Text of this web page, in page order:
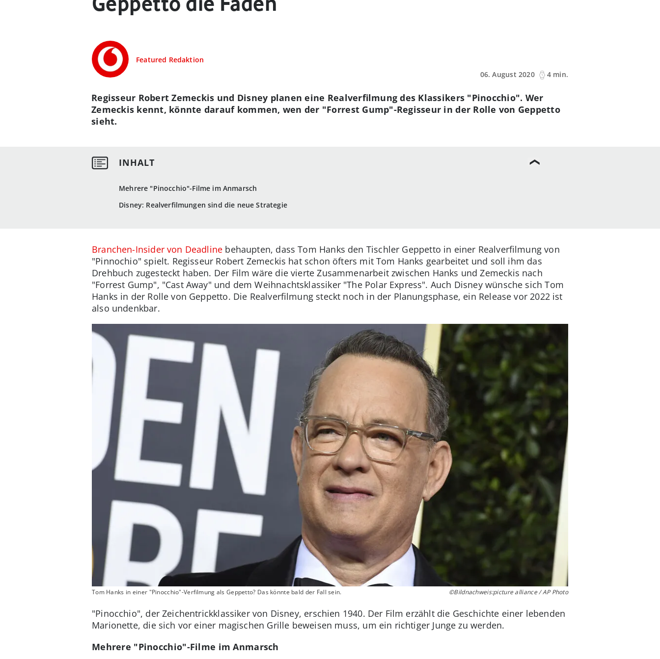
Featured Redaktion
06. August 2020
4 min.
Mehrere "Pinocchio"-Filme im Anmarsch
Disney: Realverfilmungen sind die neue Strategie
Regisseur Robert Zemeckis und Disney planen eine Realverfilmung des Klassikers "Pinocchio". Wer
Zemeckis kennt, könnte darauf kommen, wen der "Forrest Gump"-Regisseur in der Rolle von Geppetto
sieht.
Branchen-Insider von Deadline behaupten, dass Tom Hanks den Tischler Geppetto in einer Realverfilmung von
"Pinnochio" spielt. Regisseur Robert Zemeckis hat schon öfters mit Tom Hanks gearbeitet und soll ihm das
Drehbuch zugesteckt haben. Der Film wäre die vierte Zusammenarbeit zwischen Hanks und Zemeckis nach
"Forrest Gump", "Cast Away" und dem Weihnachtsklassiker "The Polar Express". Auch Disney wünsche sich Tom
Hanks in der Rolle von Geppetto. Die Realverfilmung steckt noch in der Planungsphase, ein Release vor 2022 ist
also undenkbar.
Tom Hanks in einer "Pinocchio"-Verfilmung als Geppetto? Das könnte bald der Fall sein. ©Bildnachweis:picture alliance / AP Photo
"Pinocchio", der Zeichentrickklassiker von Disney, erschien 1940. Der Film erzählt die Geschichte einer lebenden
Marionette, die sich vor einer magischen Grille beweisen muss, um ein richtiger Junge zu werden.
Mehrere "Pinocchio"-Filme im Anmarsch